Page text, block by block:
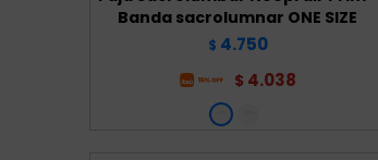
Banda sacrolumnar ONE SIZE
$ 4.750
$ 4.038